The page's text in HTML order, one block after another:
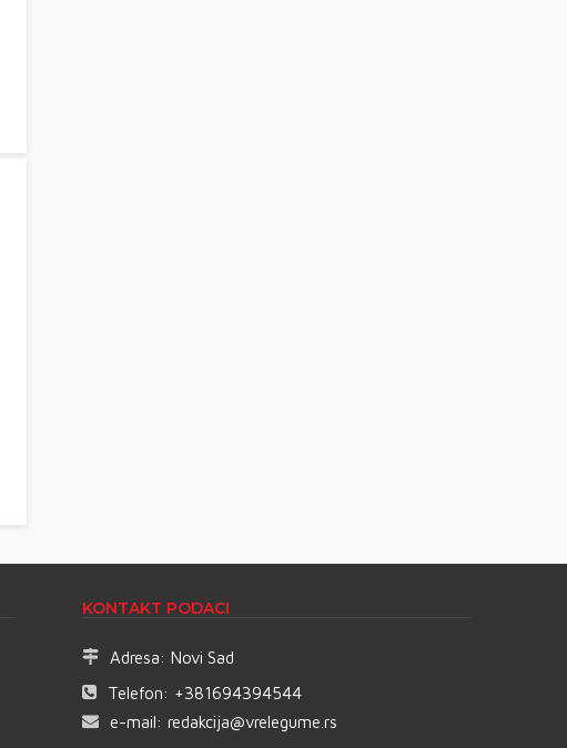
KONTAKT PODACI
Adresa: Novi Sad
Telefon: +381694394544
e-mail: redakcija@vrelegume.rs